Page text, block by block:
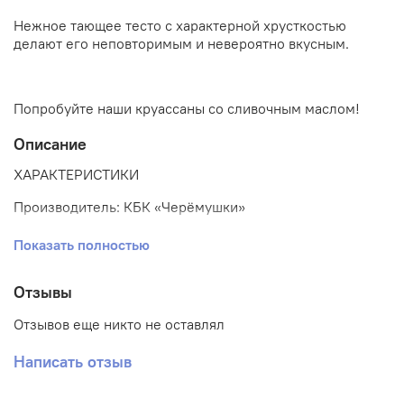
Нежное тающее тесто с характерной хрусткостью
делают его неповторимым и невероятно вкусным.
Попробуйте наши круассаны со сливочным маслом!
Описание
ХАРАКТЕРИСТИКИ
Производитель: КБК «Черёмушки»
вес одного изделия: 70 г.
количество в коробе: 36 шт.
ДОВЕДЕНИЕ ДО ГОТОВНОСТИ
Показать полностью
Отзывы
Отзывов еще никто не оставлял
Написать отзыв